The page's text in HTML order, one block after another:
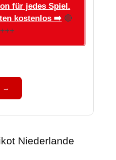
für jedes Spiel.
kostenlos ➡️ 🔴
+++
→
Niederlande